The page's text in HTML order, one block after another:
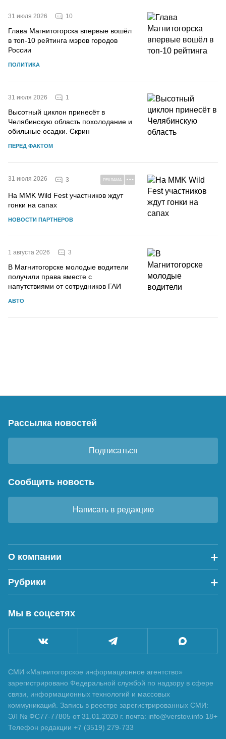
31 июля 2026 10
Глава Магнитогорска впервые вошёл
в топ-10 рейтинга мэров городов
России
ПОЛИТИКА
31 июля 2026 1
Высотный циклон принесёт в
Челябинскую область похолодание и
обильные осадки. Скрин
ПЕРЕД ФАКТОМ
31 июля 2026 3 РЕКЛАМА
На MMK Wild Fest участников ждут
гонки на сапах
НОВОСТИ ПАРТНЕРОВ
1 августа 2026 3
В Магнитогорске молодые водители
получили права вместе с
напутствиями от сотрудников ГАИ
АВТО
Рассылка новостей
Подписаться
Сообщить новость
Написать в редакцию
О компании
Рубрики
Мы в соцсетях
СМИ «Магнитогорское информационное агентство»
зарегистрировано Федеральной службой по надзору в сфере
связи, информационных технологий и массовых
коммуникаций. Запись в реестре зарегистрированных СМИ:
ЭЛ № ФС77-77805 от 31.01.2020 г. почта: info@verstov.info 18+
Телефон редакции +7 (3519) 279-733